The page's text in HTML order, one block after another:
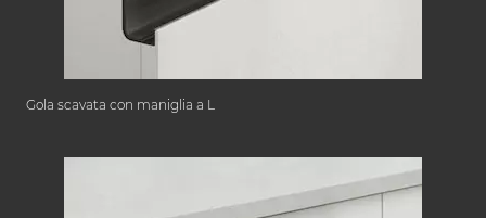
Gola scavata con maniglia a L